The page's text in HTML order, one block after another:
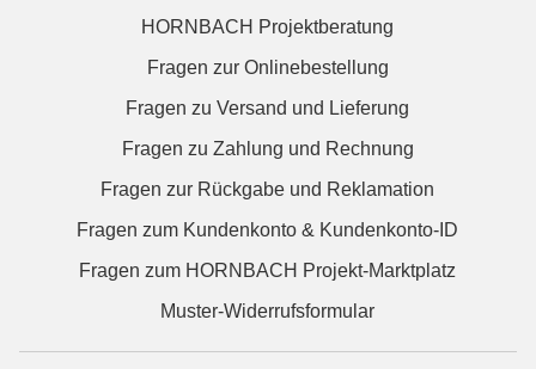
HORNBACH Projektberatung
Fragen zur Onlinebestellung
Fragen zu Versand und Lieferung
Fragen zu Zahlung und Rechnung
Fragen zur Rückgabe und Reklamation
Fragen zum Kundenkonto & Kundenkonto-ID
Fragen zum HORNBACH Projekt-Marktplatz
Muster-Widerrufsformular